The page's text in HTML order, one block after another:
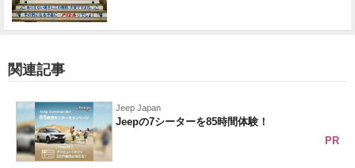
関連記事
Jeep Japan
Jeepの7シーターを85時間体験！
PR